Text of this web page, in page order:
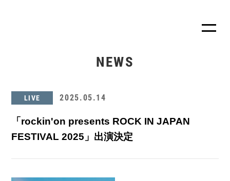
NEWS
LIVE 2025.05.14
「rockin'on presents ROCK IN JAPAN
FESTIVAL 2025」出演決定